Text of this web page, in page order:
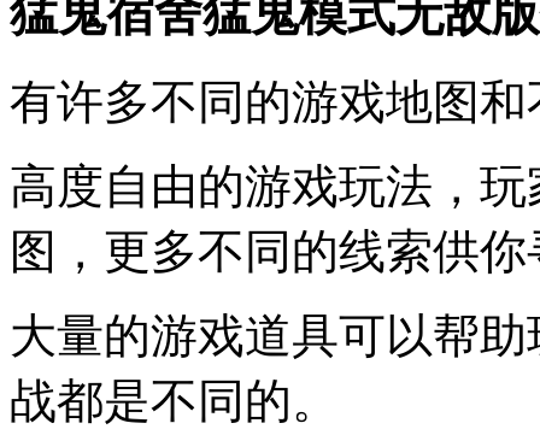
猛鬼宿舍猛鬼模式无敌
有许多不同的游戏地图
高度自由的游戏玩法，
图，更多不同的线索供
大量的游戏道具可以帮
战都是不同的。